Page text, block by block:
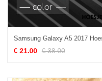
€ 21.00 € 38.00